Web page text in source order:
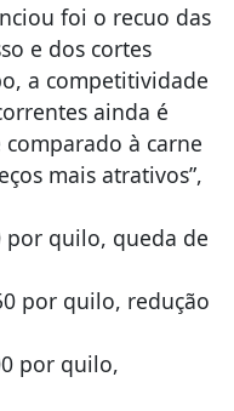
foi o recuo das
e dos cortes
a competitividade
ainda é
à carne
mais atrativos”,
por quilo, queda de
por quilo, redução
por quilo,